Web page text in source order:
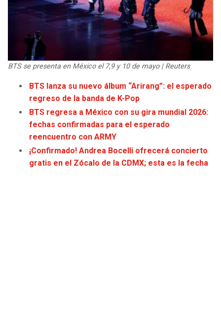
OTRAS LIGAS
STEELERS
TEXANS
COLTS
HORNETS
HEAT
MAGIC
BTS se presenta en México el 7,9 y 10 de mayo | Reuters
BTS lanza su nuevo álbum “Arirang”: el esperado
regreso de la banda de K-Pop
BTS regresa a México con su gira mundial 2026:
fechas confirmadas para el esperado
reencuentro con ARMY
¡Confirmado! Andrea Bocelli ofrecerá concierto
gratis en el Zócalo de la CDMX; esta es la fecha